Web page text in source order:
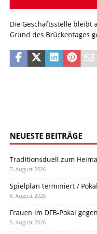
Die Geschäftsstelle bleibt
Grund des Brückentages
NEUESTE BEITRÄGE
Traditionsduell zum
7. August 2026
Spielplan terminiert /
6. August 2026
Frauen im DFB-Pokal
5. August 2026